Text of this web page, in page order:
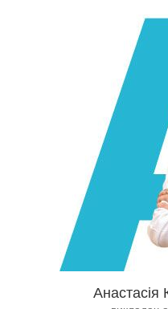
Анастасія